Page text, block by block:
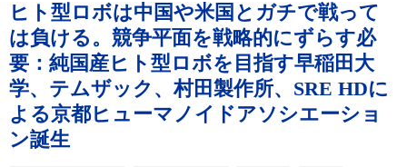
ヒト型ロボは中国や米国とガチで戦って
は負ける。競争平面を戦略的にずらす必
要：純国産ヒト型ロボを目指す早稲田大
学、テムザック、村田製作所、SRE HDに
よる京都ヒューマノイドアソシエーショ
ン誕生